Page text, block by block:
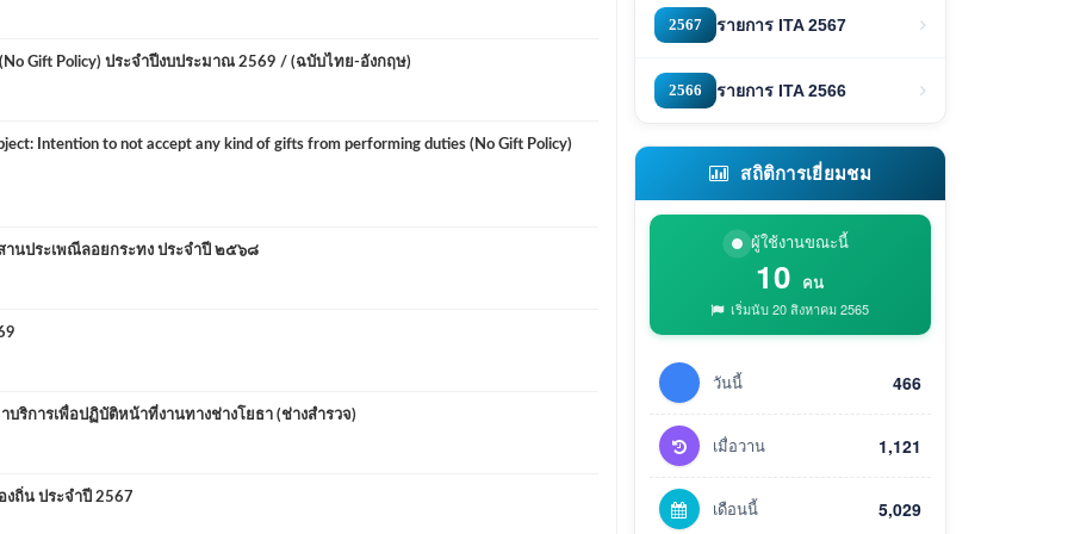
Gift Policy) ประจำปีงบประมาณ 2569 / (ฉบับไทย-อังกฤษ)
Intention to not accept any kind of gifts from performing duties (No Gift Policy)
านประเพณีลอยกระทง ประจำปี ๒๕๖๘
การเพื่อปฏิบัติหน้าที่งานทางช่างโยธา (ช่างสำรวจ)
ถิ่น ประจำปี 2567
2567 รายการ ITA 2567
2566 รายการ ITA 2566
สถิติการเยี่ยมชม
ผู้ใช้งานขณะนี้
10 คน
เริ่มนับ 20 สิงหาคม 2565
วันนี้ 466
เมื่อวาน 1,121
เดือนนี้ 5,029